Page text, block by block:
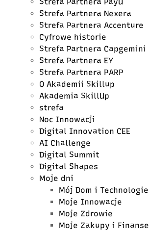
Strefa Partnera Nexera
Strefa Partnera Accenture
Cyfrowe historie
Strefa Partnera Capgemini
Strefa Partnera EY
Strefa Partnera PARP
O Akademii Skillup
Akademia SkillUp
strefa
Noc Innowacji
Digital Innovation CEE
AI Challenge
Digital Summit
Digital Shapes
Moje dni
Mój Dom i Technologie
Moje Innowacje
Moje Zdrowie
Moje Zakupy i Finanse